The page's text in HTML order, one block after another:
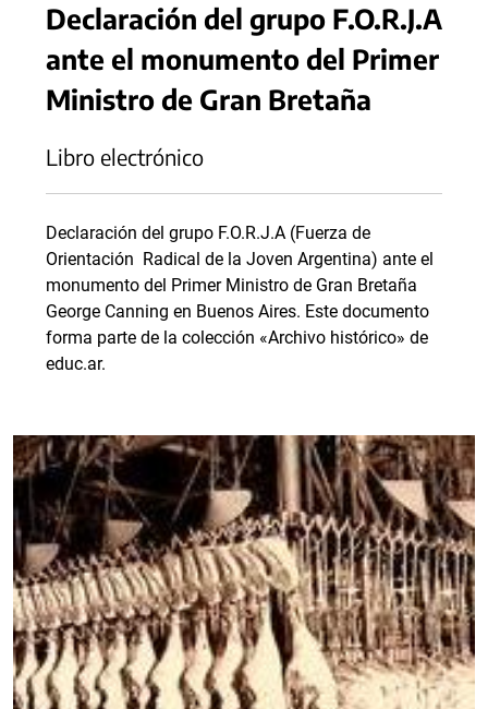
Declaración del grupo F.O.R.J.A
ante el monumento del Primer
Ministro de Gran Bretaña
Libro electrónico
Declaración del grupo F.O.R.J.A (Fuerza de
Orientación Radical de la Joven Argentina) ante el
monumento del Primer Ministro de Gran Bretaña
George Canning en Buenos Aires. Este documento
forma parte de la colección «Archivo histórico» de
educ.ar.